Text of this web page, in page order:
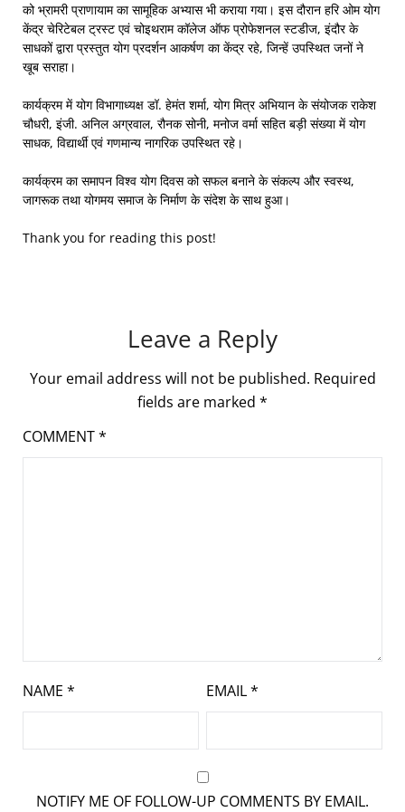
को भ्रामरी प्राणायाम का सामूहिक अभ्यास भी कराया गया। इस दौरान हरि ओम योग
केंद्र चेरिटेबल ट्रस्ट एवं चोइथराम कॉलेज ऑफ प्रोफेशनल स्टडीज, इंदौर के
साधकों द्वारा प्रस्तुत योग प्रदर्शन आकर्षण का केंद्र रहे, जिन्हें उपस्थित जनों ने
खूब सराहा।
कार्यक्रम में योग विभागाध्यक्ष डॉ. हेमंत शर्मा, योग मित्र अभियान के संयोजक राकेश
चौधरी, इंजी. अनिल अग्रवाल, रौनक सोनी, मनोज वर्मा सहित बड़ी संख्या में योग
साधक, विद्यार्थी एवं गणमान्य नागरिक उपस्थित रहे।
कार्यक्रम का समापन विश्व योग दिवस को सफल बनाने के संकल्प और स्वस्थ,
जागरूक तथा योगमय समाज के निर्माण के संदेश के साथ हुआ।
Thank you for reading this post!
Leave a Reply
Your email address will not be published. Required
fields are marked *
COMMENT*
NAME * EMAIL*
NOTIFY ME OF FOLLOW-UP COMMENTS BY EMAIL.